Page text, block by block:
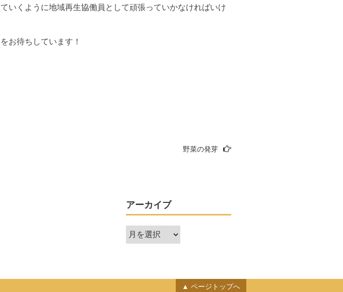
いくように地域再生協働員として頑張っていかなければいけ
お待ちしています！
野菜の発芽
アーカイブ
ア
ー
ブ
ページトップへ